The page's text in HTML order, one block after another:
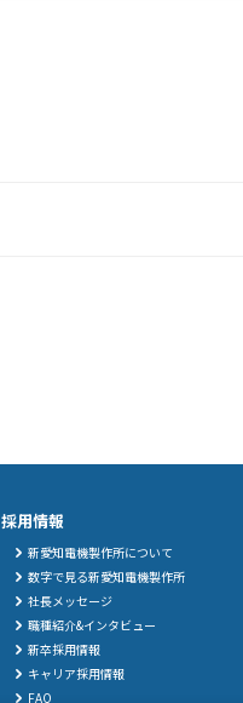
採用情報
新愛知電機製作所について
数字で見る新愛知電機製作所
社長メッセージ
職種紹介&インタビュー
新卒採用情報
キャリア採用情報
FAQ